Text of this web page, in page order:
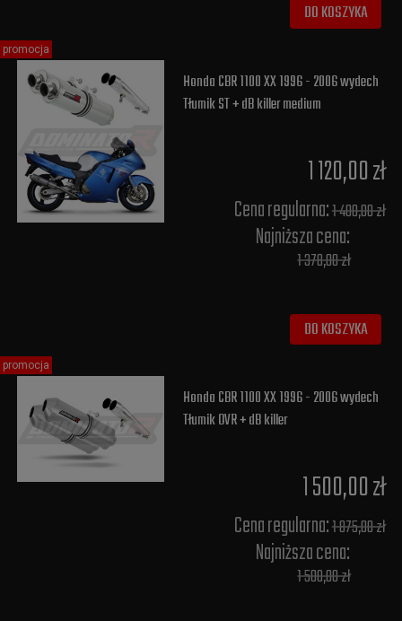
DO KOSZYKA
Honda CBR 1100 XX 1996 - 2006 wydech
Tłumik ST + dB killer medium
1 120,00 zł
Cena regularna:1 400,00 zł
Najniższa cena:
1 378,00 zł
DO KOSZYKA
promocja
Honda CBR 1100 XX 1996 - 2006 wydech
Tłumik OVR + dB killer
1 500,00 zł
Cena regularna:1 875,00 zł
Najniższa cena:
1 500,00 zł
promocja